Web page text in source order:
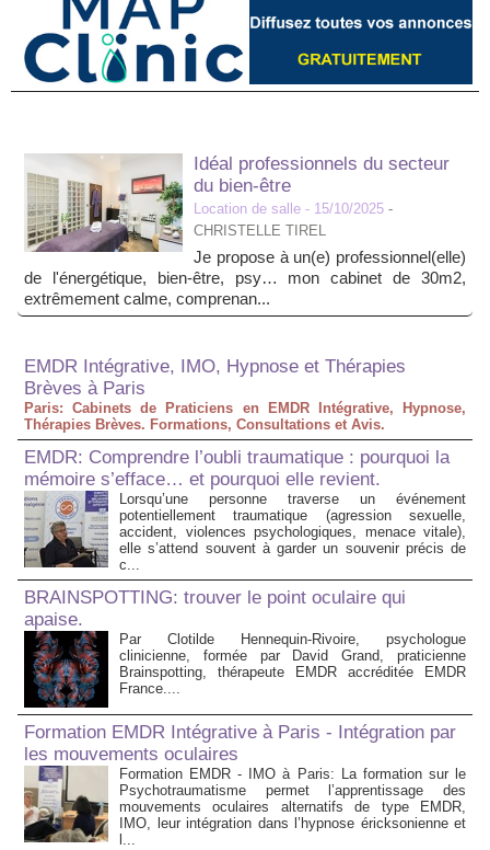
Idéal professionnels du secteur
du bien-être
Location de salle - 15/10/2025 -
CHRISTELLE TIREL
Je propose à un(e) professionnel(elle)
de l'énergétique, bien-être, psy… mon cabinet de 30m2,
extrêmement calme, comprenan...
EMDR Intégrative, IMO, Hypnose et Thérapies
Brèves à Paris
Paris: Cabinets de Praticiens en EMDR Intégrative, Hypnose,
Thérapies Brèves. Formations, Consultations et Avis.
EMDR: Comprendre l’oubli traumatique : pourquoi la
mémoire s’efface… et pourquoi elle revient.
Lorsqu’une personne traverse un événement
potentiellement traumatique (agression sexuelle,
accident, violences psychologiques, menace vitale),
elle s’attend souvent à garder un souvenir précis de
c...
BRAINSPOTTING: trouver le point oculaire qui
apaise.
Par Clotilde Hennequin-Rivoire, psychologue
clinicienne, formée par David Grand, praticienne
Brainspotting, thérapeute EMDR accréditée EMDR
France....
Formation EMDR Intégrative à Paris - Intégration par
les mouvements oculaires
Formation EMDR - IMO à Paris: La formation sur le
Psychotraumatisme permet l’apprentissage des
mouvements oculaires alternatifs de type EMDR,
IMO, leur intégration dans l’hypnose éricksonienne et
l...